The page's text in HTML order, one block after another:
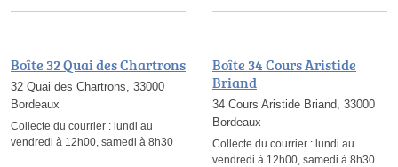
Boîte 32 Quai des Chartrons
32 Quai des Chartrons, 33000
Bordeaux
Collecte du courrier : lundi au
vendredi à 12h00, samedi à 8h30
Boîte 34 Cours Aristide
Briand
34 Cours Aristide Briand, 33000
Bordeaux
Collecte du courrier : lundi au
vendredi à 12h00, samedi à 8h30